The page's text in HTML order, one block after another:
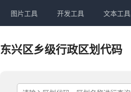
图片工具 开发工具 文本工具
东兴区乡级行政区划代码